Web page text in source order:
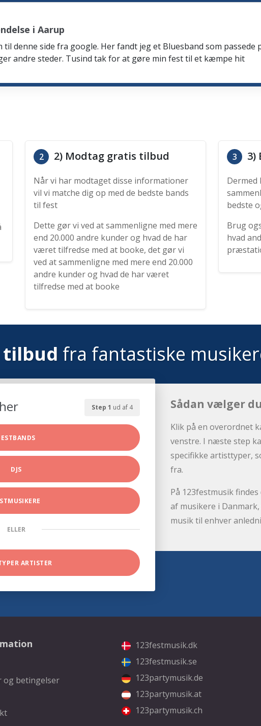
i Aarup
til denne side fra google. Her fandt jeg et Bluesband som
andre steder. Tusind tak for at gøre min fest til et kæmpe hit
2 2) Modtag gratis tilbud
Når vi har modtaget disse informationer
vil vi matche dig op med de bedste bands
til fest
Dette gør vi ved at sammenligne med mere
end 20.000 andre kunder og hvad de har
været tilfredse med at booke, det gør vi
ved at sammenligne med mere end 20.000
andre kunder og hvad de har været
tilfredse med at booke
3 3)
Dermed
bedste
Brug
hvad
tilbud fra fantastiske
Step 1 ud af 4
DJS
ELLER
ARTISTER
Sådan vælger
Klik på en overordnet
venstre. I næste step
specifikke artisttyper,
fra.
På 123festmusik
af musikere i
musik til enhver
og betingelser
123festmusik.dk
123festmusik.se
123partymusik.de
123partymusik.at
123partymusik.ch